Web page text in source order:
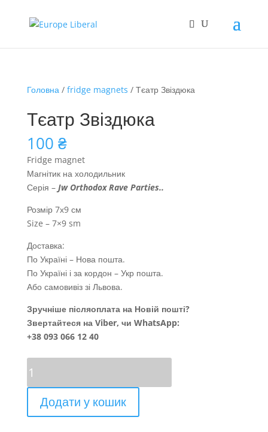
Головна/ fridge magnets / Тєатр Звіздюка
Тєатр Звіздюка
100 ₴
Fridge magnet
Магнітик на холодильник
Серія – Jw Orthodox Rave Parties..
Розмір 7х9 см
Size – 7×9 sm
Доставка:
По Україні – Нова пошта.
По Україні і за кордон – Укр пошта.
Або самовивіз зі Львова.
Зручніше післяоплата на Новій пошті?
Звертайтеся на Viber, чи WhatsApp:
+38 093 066 12 40
Звіздюка
кількість
Додати у кошик